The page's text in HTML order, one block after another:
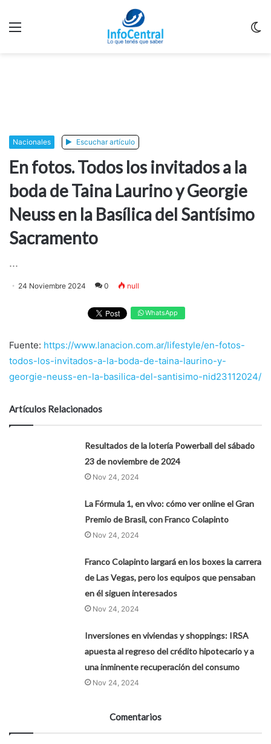
Nacionales Escuchar artículo
En fotos. Todos los invitados a la
boda de Taina Laurino y Georgie
Neuss en la Basílica del Santísimo
Sacramento
...
24 Noviembre 2024 0 null
WhatsApp
Fuente: https://www.lanacion.com.ar/lifestyle/en-fotos-
todos-los-invitados-a-la-boda-de-taina-laurino-y-
georgie-neuss-en-la-basilica-del-santisimo-nid23112024/
Artículos Relacionados
Resultados de la lotería Powerball del sábado
23 de noviembre de 2024
Nov 24, 2024
La Fórmula 1, en vivo: cómo ver online el Gran
Premio de Brasil, con Franco Colapinto
Nov 24, 2024
Franco Colapinto largará en los boxes la carrera
de Las Vegas, pero los equipos que pensaban
en él siguen interesados
Nov 24, 2024
Inversiones en viviendas y shoppings: IRSA
apuesta al regreso del crédito hipotecario y a
una inminente recuperación del consumo
Nov 24, 2024
Comentarios